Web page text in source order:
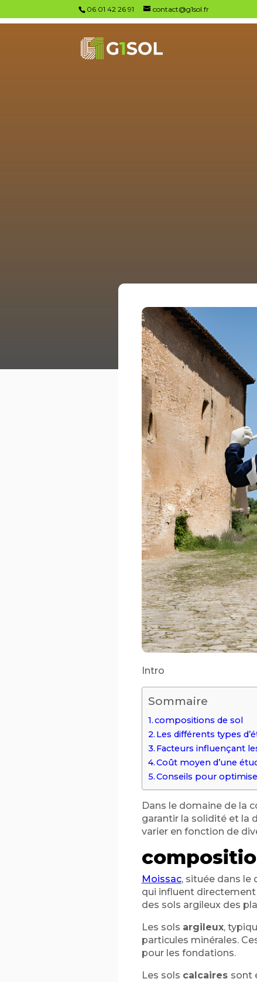
06 01 42 26 91 contact@g1sol.fr
Intro
Sommaire
compositions de sol
Les différents types
Facteurs influençant
Coût moyen d’une
Conseils pour
Dans le domaine de la
garantir la solidité et la
varier en fonction de
Moissac, située dans
qui influent
des sols argileux des
Les sols argileux,
particules minérales.
pour les fondations.
Les sols calcaires sont